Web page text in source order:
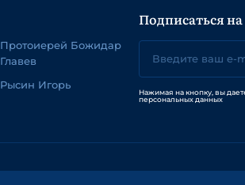
Протоиерей Божидар
Главев
Рысин Игорь
Подписаться
Нажимая на кнопку, вы
персональных данных